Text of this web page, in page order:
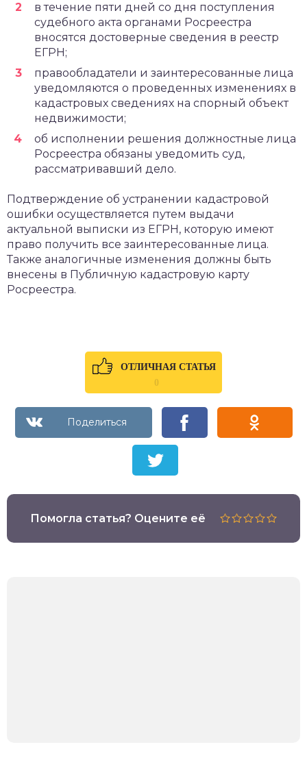
в течение пяти дней со дня поступления
судебного акта органами Росреестра
вносятся достоверные сведения в реестр
ЕГРН;
правообладатели и заинтересованные лица
уведомляются о проведенных изменениях в
кадастровых сведениях на спорный объект
недвижимости;
об исполнении решения должностные лица
Росреестра обязаны уведомить суд,
рассматривавший дело.
Подтверждение об устранении кадастровой
ошибки осуществляется путем выдачи
актуальной выписки из ЕГРН, которую имеют
право получить все заинтересованные лица.
Также аналогичные изменения должны быть
внесены в Публичную кадастровую карту
Росреестра.
ОТЛИЧНАЯ СТАТЬЯ
0
Помогла статья? Оцените её